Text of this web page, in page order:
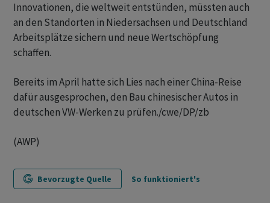
Innovationen, die weltweit entstünden, müssten auch
an den Standorten in Niedersachsen und Deutschland
Arbeitsplätze sichern und neue Wertschöpfung
schaffen.
Bereits im April hatte sich Lies nach einer China-Reise
dafür ausgesprochen, den Bau chinesischer Autos in
deutschen VW-Werken zu prüfen./cwe/DP/zb
(AWP)
Bevorzugte Quelle So funktioniert's